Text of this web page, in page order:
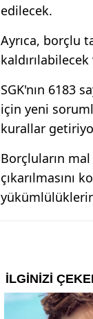
edilecek.
Ayrıca, borçlu
SGK'nın 6183
için yeni
kurallar
Borçluların mal
çıkarılmasını